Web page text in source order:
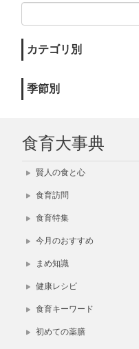
カテゴリ別
季節別
食育大事典
賢人の食と心
食育訪問
食育特集
今月のおすすめ
まめ知識
健康レシピ
食育キーワード
初めての薬膳